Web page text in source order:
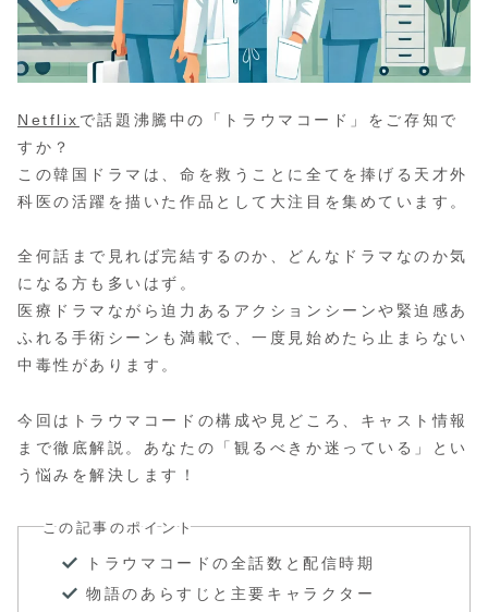
Netflix で話題沸騰中の「トラウマコード」をご存知で
すか？
この韓国ドラマは、命を救うことに全てを捧げる天才外
科医の活躍を描いた作品として大注目を集めています。
全何話まで見れば完結するのか、どんなドラマなのか気
になる方も多いはず。
医療ドラマながら迫力あるアクションシーンや緊迫感あ
ふれる手術シーンも満載で、一度見始めたら止まらない
中毒性があります。
今回はトラウマコードの構成や見どころ、キャスト情報
まで徹底解説。あなたの「観るべきか迷っている」とい
う悩みを解決します！
この記事のポイント
トラウマコードの全話数と配信時期
物語のあらすじと主要キャラクター